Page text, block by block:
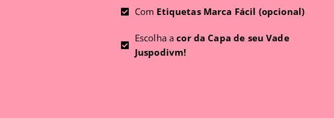
Com Etiquetas Marca Fácil (opcional)
Escolha acor da Capa de seu Vade
Juspodivm!